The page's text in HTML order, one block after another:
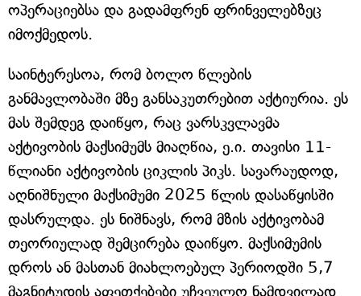
ოპერაციებსა და გადამფრენ ფრინველებზეც
იმოქმედოს.
საინტერესოა, რომ ბოლო წლების
განმავლობაში მზე განსაკუთრებით აქტიურია. ეს
მას შემდეგ დაიწყო, რაც ვარსკვლავმა
აქტივობის მაქსიმუმს მიაღწია, ე.ი. თავისი 11-
წლიანი აქტივობის ციკლის პიკს. სავარაუდოდ,
აღნიშნული მაქსიმუმი 2025 წლის დასაწყისში
დასრულდა. ეს ნიშნავს, რომ მზის აქტივობამ
თეორიულად შემცირება დაიწყო. მაქსიმუმის
დროს ან მასთან მიახლოებულ პერიოდში 5,7
მაგნიტუდის აფეთქებები უჩვეულო ნამდვილად